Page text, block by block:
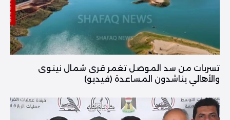
تسربات من سد الموصل تغمر قرى شمال نينوى
والأهالي يناشدون المساعدة (فيديو)